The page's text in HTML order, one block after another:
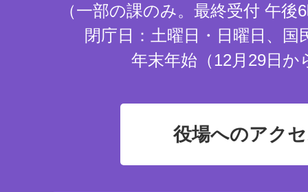
（一部の課のみ。最終受付 午
閉庁日：土曜日・日曜日、国
年末年始（12月29日か
役場へのアク